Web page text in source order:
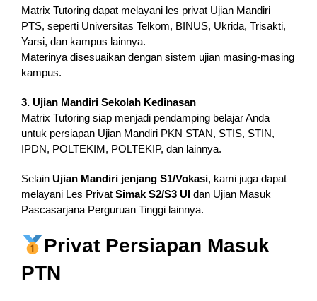
Matrix Tutoring dapat melayani les privat Ujian Mandiri
PTS, seperti Universitas Telkom, BINUS, Ukrida, Trisakti,
Yarsi, dan kampus lainnya.
Materinya disesuaikan dengan sistem ujian masing-masing
kampus.
3. Ujian Mandiri Sekolah Kedinasan
Matrix Tutoring siap menjadi pendamping belajar Anda
untuk persiapan Ujian Mandiri PKN STAN, STIS, STIN,
IPDN, POLTEKIM, POLTEKIP, dan lainnya.
Selain Ujian Mandiri jenjang S1/Vokasi, kami juga dapat
melayani Les Privat Simak S2/S3 UIdan Ujian Masuk
Pascasarjana Perguruan Tinggi lainnya.
Privat Persiapan Masuk
PTN